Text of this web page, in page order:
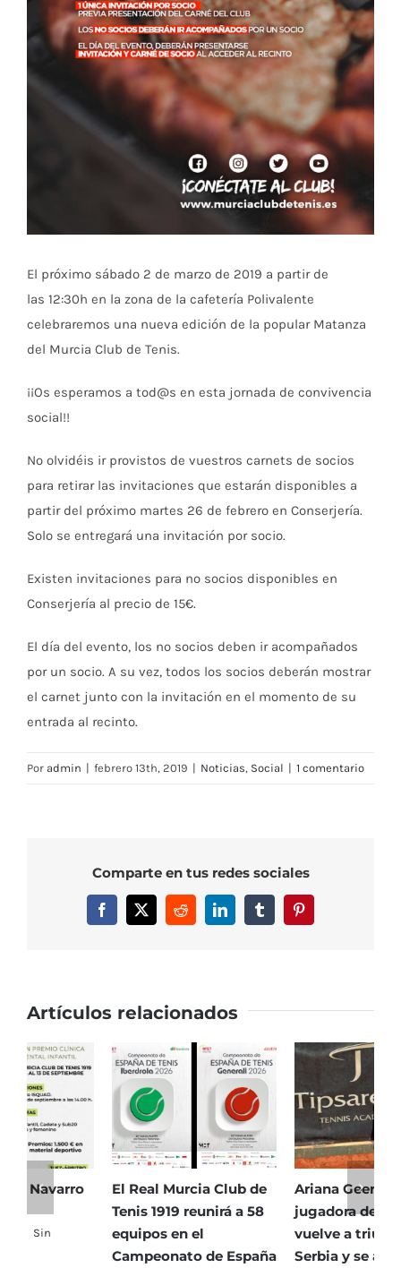
El próximo sábado 2 de marzo de 2019 a partir de
las 12:30h en la zona de la cafetería Polivalente
celebraremos una nueva edición de la popular Matanza
del Murcia Club de Tenis.
¡¡Os esperamos a tod@s en esta jornada de convivencia
social!!
No olvidéis ir provistos de vuestros carnets de socios
para retirar las invitaciones que estarán disponibles a
partir del próximo martes 26 de febrero en Conserjería.
Solo se entregará una invitación por socio.
Existen invitaciones para no socios disponibles en
Conserjería al precio de 15€.
El día del evento, los no socios deben ir acompañados
por un socio. A su vez, todos los socios deberán mostrar
el carnet junto con la invitación en el momento de su
entrada al recinto.
Por admin | febrero 13th, 2019 | Noticias, Social | 1 comentario
Comparte en tus redes sociales
Facebook
X RedditLinkedInTumblrPinterest
Artículos relacionados
El Real Murcia Club de
Tenis 1919 reunirá a 58
equipos en el
Campeonato de España
Ariana Geerlings,
jugadora del RMCT,
vuelve a triunfar en
Serbia y se alza con su